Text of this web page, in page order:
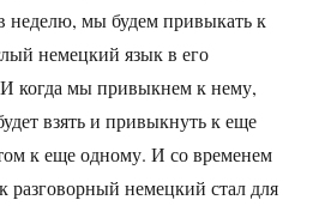
неделю, мы будем привыкать к
немецкий язык в его
когда мы привыкнем к нему,
взять и привыкнуть к еще
к еще одному. И со временем
разговорный немецкий стал для